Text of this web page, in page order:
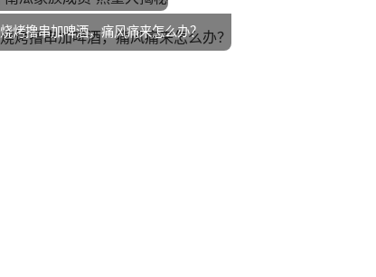
烧烤撸串加啤酒，痛风痛来怎么办？